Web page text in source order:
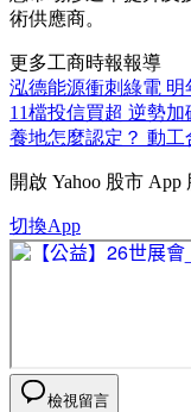
術供應商。
更多工商時報報導
泓德能源衝刺綠電 明
11檔投信買超 逆勢加
養地怎麼認定？ 動工
開啟 Yahoo 股市 App
切換App
檢視留言